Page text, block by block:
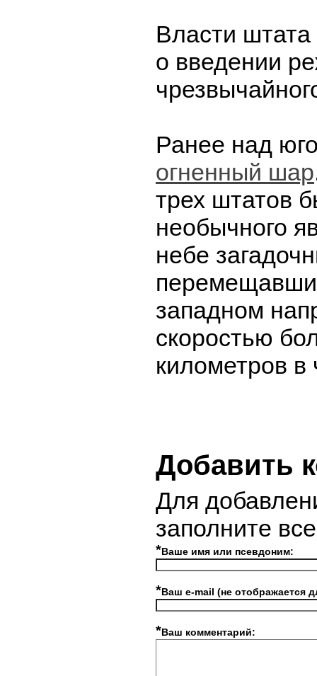
Власти
о введении
Ранее над
огненный шар
трех штатов
необычного
небе
западном
скоростью
километров в
Добавить
Для
заполните
*Ваше имя или псевдоним:
*Ваш e-mail (не отображается
*Ваш комментарий: